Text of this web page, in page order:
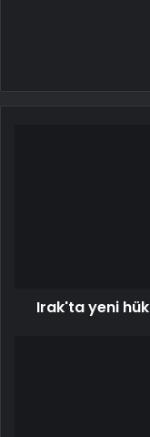
Irak'ta yeni